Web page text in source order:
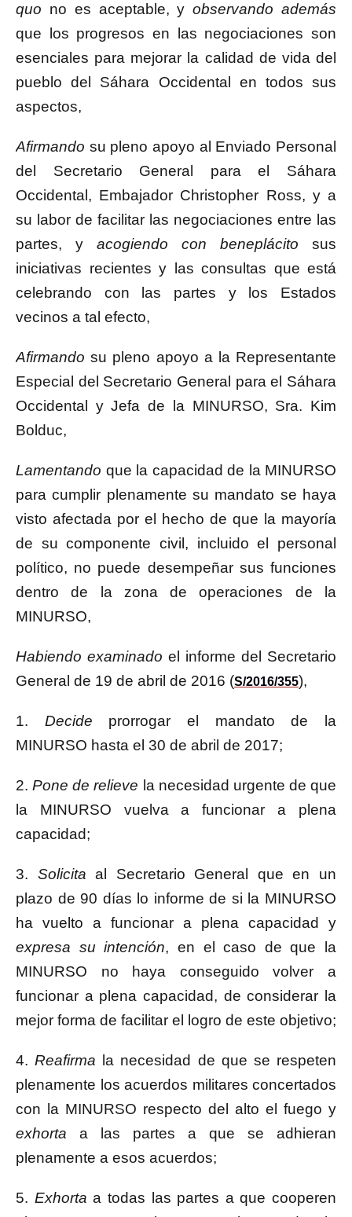
quo no es aceptable, yobservando además
que los progresos en las negociaciones son
esenciales para mejorar la calidad de vida del
pueblo del Sáhara Occidental en todos sus
aspectos,
Afirmando su pleno apoyo al Enviado Personal
del Secretario General para el Sáhara
Occidental, Embajador Christopher Ross, y a
su labor de facilitar las negociaciones entre las
partes, y acogiendo con beneplácito sus
iniciativas recientes y las consultas que está
celebrando con las partes y los Estados
vecinos a tal efecto,
Afirmando su pleno apoyo a la Representante
Especial del Secretario General para el Sáhara
Occidental y Jefa de la MINURSO, Sra. Kim
Bolduc,
Lamentando que la capacidad de la MINURSO
para cumplir plenamente su mandato se haya
visto afectada por el hecho de que la mayoría
de su componente civil, incluido el personal
político, no puede desempeñar sus funciones
dentro de la zona de operaciones de la
MINURSO,
Habiendo examinado el informe del Secretario
General de 19 de abril de 2016 (S/2016/355),
1. Decide prorrogar el mandato de la
MINURSO hasta el 30 de abril de 2017;
2.Pone de relieve la necesidad urgente de que
la MINURSO vuelva a funcionar a plena
capacidad;
3. Solicita al Secretario General que en un
plazo de 90 días lo informe de si la MINURSO
ha vuelto a funcionar a plena capacidad y
expresa su intención, en el caso de que la
MINURSO no haya conseguido volver a
funcionar a plena capacidad, de considerar la
mejor forma de facilitar el logro de este objetivo;
4.Reafirma
la necesidad de que se respeten
plenamente los acuerdos militares concertados
con la MINURSO respecto del alto el fuego y
exhorta a las partes a que se adhieran
plenamente a esos acuerdos;
5. Exhortaa todas las partes a que cooperen